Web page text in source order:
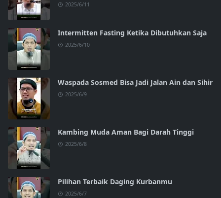
2025/6/11
Intermitten Fasting Ketika Dibutuhkan Saja
2025/6/10
Waspada Sosmed Bisa Jadi Jalan Ain dan Sihir
2025/6/9
Kambing Muda Aman Bagi Darah Tinggi
2025/6/8
Pilihan Terbaik Daging Kurbanmu
2025/6/7